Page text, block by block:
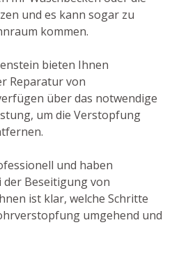
und es kann sogar zu
kommen.
bieten Ihnen
Reparatur von
über das notwendige
um die Verstopfung
und haben
Beseitigung von
ist klar, welche Schritte
umgehend und